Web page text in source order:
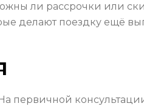
ли рассрочки или
делают поездку ещё
первичной